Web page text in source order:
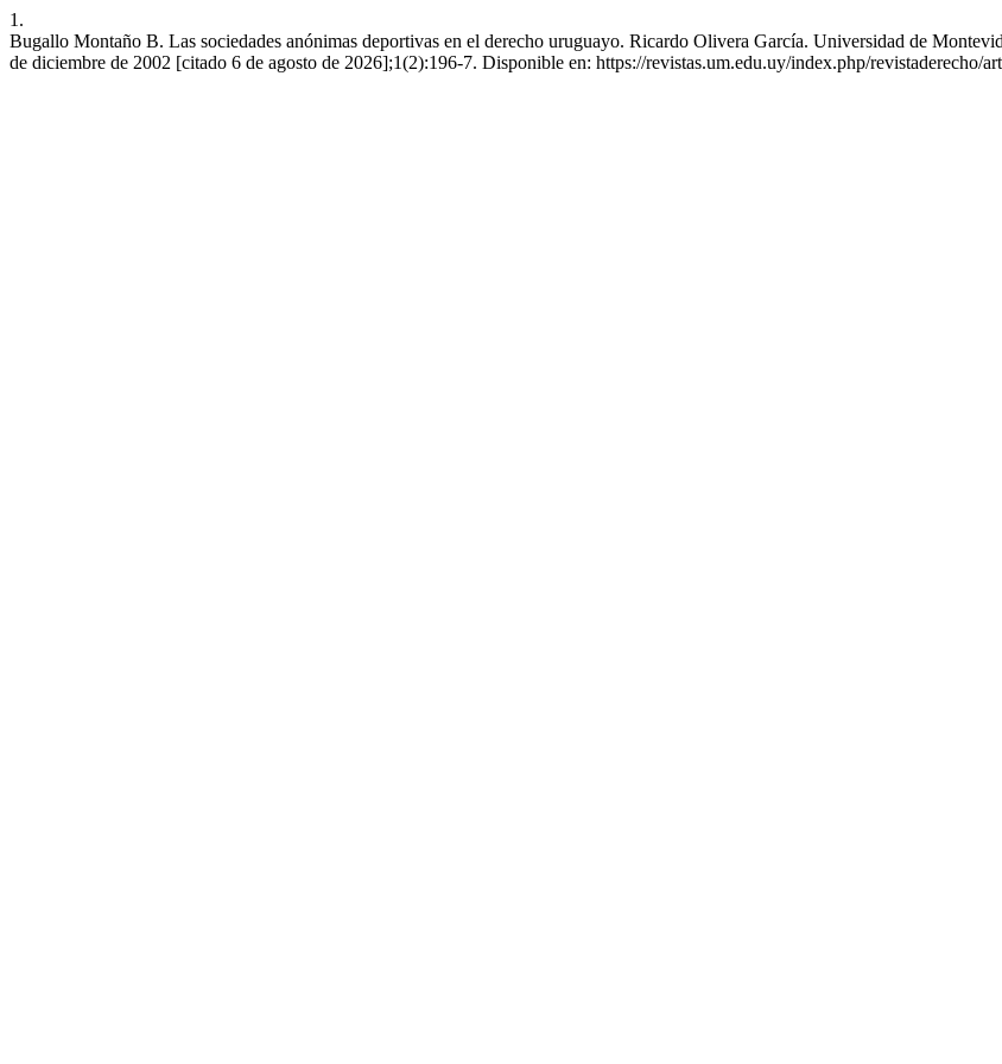
1.
Bugallo Montaño B. Las sociedades anónimas deportivas en el derecho uruguayo. Ricardo Olivera García. Universidad de
de diciembre de 2002 [citado 6 de agosto de 2026];1(2):196-7. Disponible en: https://revistas.um.edu.uy/index.php/revistaderecho/